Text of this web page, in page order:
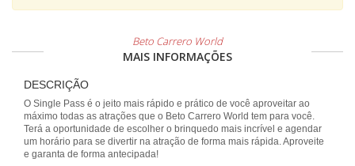
Beto Carrero World
MAIS INFORMAÇÕES
DESCRIÇÃO
O Single Pass é o jeito mais rápido e prático de você aproveitar ao
máximo todas as atrações que o Beto Carrero World tem para você.
Terá a oportunidade de escolher o brinquedo mais incrível e agendar
um horário para se divertir na atração de forma mais rápida. Aproveite
e garanta de forma antecipada!